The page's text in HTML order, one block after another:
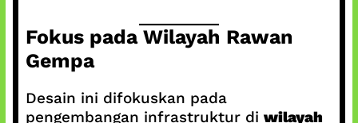
Fokus pada Wilayah Rawan
Gempa
Desain ini difokuskan pada
pengembangan infrastruktur di wilayah